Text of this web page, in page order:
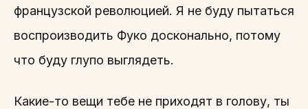
французской революцией. Я не буду пытаться
воспроизводить Фуко досконально, потому
что буду глупо выглядеть.
Какие-то вещи тебе не приходят в голову, ты